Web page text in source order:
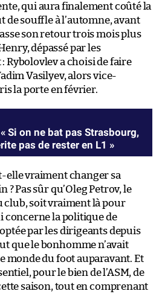
qui aura finalement coûté la
de souffle à l’automne, avant
son retour trois mois plus
dépassé par les
Rybolovlev a choisi de faire
Vasilyev, alors vice-
la porte en février.
Si on ne bat pas Strasbourg,
pas de rester en L1 »
elle vraiment changer sa
? Pas sûr qu’Oleg Petrov, le
soit vraiment là pour
concerne la politique de
par les dirigeants depuis
que le bonhomme n’avait
monde du foot auparavant. Et
pour le bien de l’ASM, de
saison, tout en comprenant